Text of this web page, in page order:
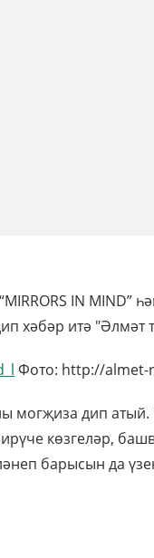
IN MIND”
хәбәр итә "Әлмәт
Фото: http://almet-
могҗиза дип
көзгеләр,
барысын да